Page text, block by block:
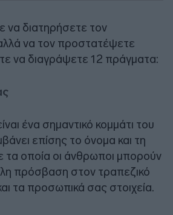
να διατηρήσετε τον
να τον προστατέψετε
να διαγράψετε 12 πράγματα:
ένα σημαντικό κομμάτι του
επίσης το όνομα και τη
τα οποία οι άνθρωποι μπορούν
πρόσβαση στον τραπεζικό
τα προσωπικά σας στοιχεία.